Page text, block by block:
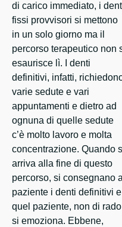
di carico immediato, i
fissi provvisori si mettono
in un solo giorno ma il
percorso terapeutico non
esaurisce lì. I denti
definitivi, infatti,
varie sedute e vari
appuntamenti e dietro ad
ognuna di quelle sedute
c’è molto lavoro e molta
concentrazione. Quando
arriva alla fine di questo
percorso, si consegnano al
paziente i denti definitivi e
quel paziente, non di
si emoziona. Ebbene,